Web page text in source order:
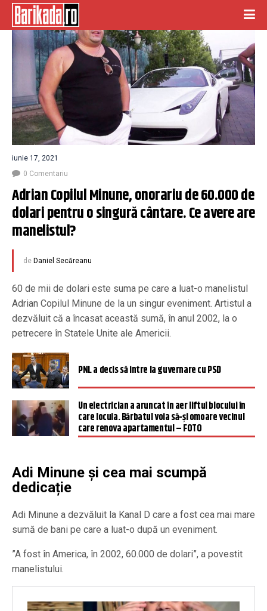
iunie 17, 2021
0 Comentariu
Adrian Copilul Minune, onorariu de 60.000 de
dolari pentru o singură cântare. Ce avere are
manelistul?
de Daniel Secăreanu
60 de mii de dolari este suma pe care a luat-o manelistul
Adrian Copilul Minune de la un singur eveniment. Artistul a
dezvăluit că a încasat această sumă, în anul 2002, la o
petrecere în Statele Unite ale Americii.
PNL a decis să intre la guvernare cu PSD
Un electrician a aruncat în aer liftul blocului în
care locuia. Bărbatul voia să-și omoare vecinul
care renova apartamentul – FOTO
Adi Minune și cea mai scumpă
dedicație
Adi Minune a dezvăluit la Kanal D care a fost cea mai mare
sumă de bani pe care a luat-o după un eveniment.
”A fost în America, în 2002, 60.000 de dolari”, a povestit
manelistului.